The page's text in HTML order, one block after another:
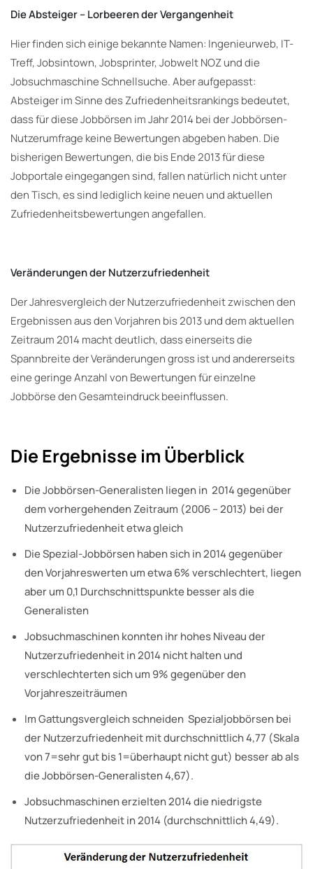
Die Absteiger – Lorbeeren der Vergangenheit
Hier finden sich einige bekannte Namen: Ingenieurweb, IT-
Treff, Jobsintown, Jobsprinter, Jobwelt NOZ und die
Jobsuchmaschine Schnellsuche. Aber aufgepasst:
Absteiger im Sinne des Zufriedenheitsrankings bedeutet,
dass für diese Jobbörsen im Jahr 2014 bei der Jobbörsen-
Nutzerumfrage keine Bewertungen abgeben haben. Die
bisherigen Bewertungen, die bis Ende 2013 für diese
Jobportale eingegangen sind, fallen natürlich nicht unter
den Tisch, es sind lediglich keine neuen und aktuellen
Zufriedenheitsbewertungen angefallen.
Veränderungen der Nutzerzufriedenheit
Der Jahresvergleich der Nutzerzufriedenheit zwischen den
Ergebnissen aus den Vorjahren bis 2013 und dem aktuellen
Zeitraum 2014 macht deutlich, dass einerseits die
Spannbreite der Veränderungen gross ist und andererseits
eine geringe Anzahl von Bewertungen für einzelne
Jobbörse den Gesamteindruck beeinflussen.
Die Ergebnisse im Überblick
Die Jobbörsen-Generalisten liegen in 2014 gegenüber
dem vorhergehenden Zeitraum (2006 – 2013) bei der
Nutzerzufriedenheit etwa gleich
Die Spezial-Jobbörsen haben sich in 2014 gegenüber
den Vorjahreswerten um etwa 6% verschlechtert, liegen
aber um 0,1 Durchschnittspunkte besser als die
Generalisten
Jobsuchmaschinen konnten ihr hohes Niveau der
Nutzerzufriedenheit in 2014 nicht halten und
verschlechterten sich um 9% gegenüber den
Vorjahreszeiträumen
Im Gattungsvergleich schneiden Spezialjobbörsen bei
der Nutzerzufriedenheit mit durchschnittlich 4,77 (Skala
von 7=sehr gut bis 1=überhaupt nicht gut) besser ab als
die Jobbörsen-Generalisten 4,67).
Jobsuchmaschinen erzielten 2014 die niedrigste
Nutzerzufriedenheit in 2014 (durchschnittlich 4,49).